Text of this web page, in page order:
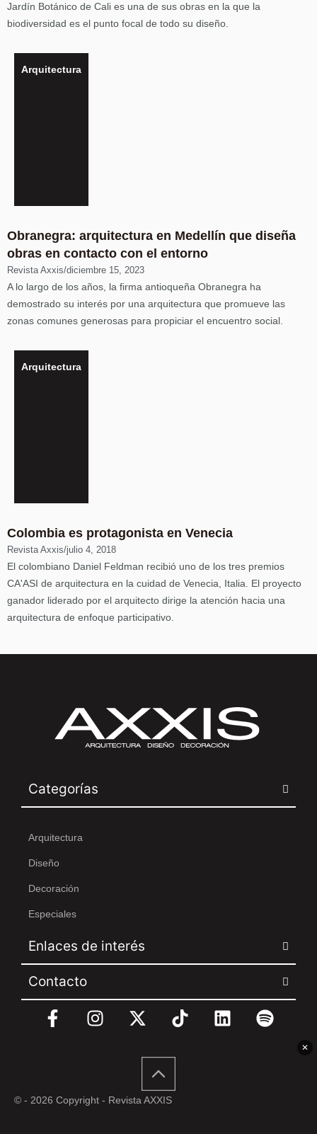
Jardín Botánico de Cali es una de sus obras en la que la
biodiversidad es el punto focal de todo su diseño.
Arquitectura
Obranegra: arquitectura en Medellín que diseña
obras en contacto con el entorno
Revista Axxis/diciembre 15, 2023
A lo largo de los años, la firma antioqueña Obranegra ha
demostrado su interés por una arquitectura que promueve las
zonas comunes generosas para propiciar el encuentro social.
Arquitectura
Colombia es protagonista en Venecia
Revista Axxis/julio 4, 2018
El colombiano Daniel Feldman recibió uno de los tres premios
CA'ASI de arquitectura en la cuidad de Venecia, Italia. El proyecto
ganador liderado por el arquitecto dirige la atención hacia una
arquitectura de enfoque participativo.
✕
Categorías
Arquitectura
Diseño
Decoración
Especiales
Enlaces de interés
Contacto
© - 2026 Copyright - Revista AXXIS